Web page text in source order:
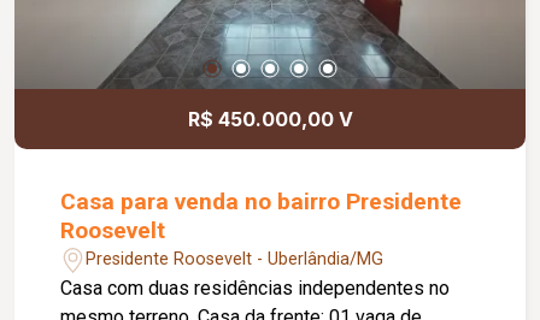
água quente e fria; Paisagismo completo; Imóvel
novo, pronto para morar.
R$ 450.000,00 V
Casa para venda no bairro Presidente
Roosevelt
Presidente Roosevelt - Uberlândia/MG
Casa com duas residências independentes no